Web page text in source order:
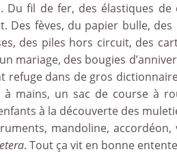
fil de fer, des élastiques
Des fèves, du papier bulle,
des piles hors circuit, des
mariage, des bougies
refuge dans de gros
mains, un sac de course à
à la découverte des
mandoline,
. Tout ça vit en bonne